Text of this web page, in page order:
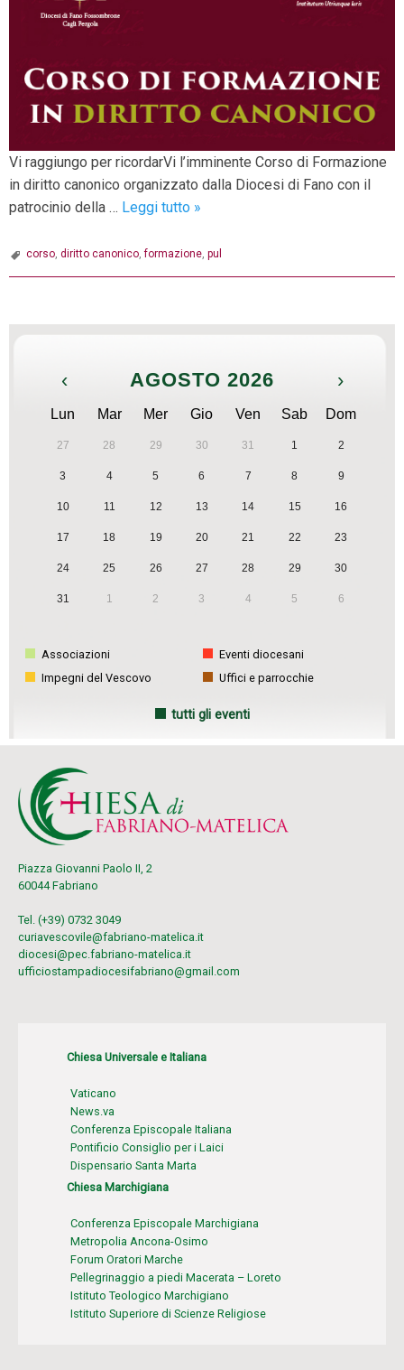
Vi raggiungo per ricordarVi l’imminente Corso di Formazione
in diritto canonico organizzato dalla Diocesi di Fano con il
patrocinio della … Leggi tutto Corso
formazione
in
di
Fano
P.U.L.
»
corso diritto canonico ,formazione pul
‹ AGOSTO 2026 ›
Lun Mar Mer Gio Ven Sab Dom
27 28 29 30 31 1 2
3 4 5 6 7 8 9
10 11 12 13 14 15 16
17 18 19 20 21 22 23
24 25 26 27 28 29 30
31 1 2 3 4 5 6
Associazioni
Eventi diocesani
Impegni del Vescovo
Uffici e parrocchie
tutti gli eventi
Piazza Giovanni Paolo II, 2
60044 Fabriano
Tel. (+39) 0732 3049
curiavescovile@fabriano-matelica.it
diocesi@pec.fabriano-matelica.it
ufficiostampadiocesifabriano@gmail.com
Chiesa Universale e Italiana
Vaticano
News.va
Conferenza Episcopale Italiana
Pontificio Consiglio per i Laici
Dispensario Santa Marta
Chiesa Marchigiana
Conferenza Episcopale Marchigiana
Metropolia Ancona-Osimo
Forum Oratori Marche
Pellegrinaggio a piedi Macerata – Loreto
Istituto Teologico Marchigiano
Istituto Superiore di Scienze Religiose